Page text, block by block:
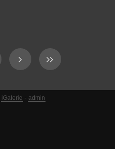
iGalerie - admin